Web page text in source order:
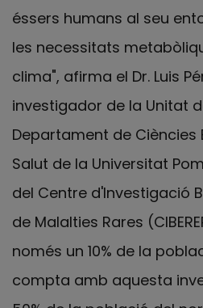
éssers humans al seu
les necessitats
clima", afirma el Dr. Luis
investigador de la Unitat
Departament de Ciències
Salut de la Universitat
del Centre d'Investigació
de Malalties Rares
només un 10% de la
compta amb aquesta